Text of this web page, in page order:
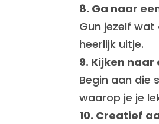
8. Ga naar
Gun jezelf wat
heerlijk uitje.
9. Kijken
Begin aan die
waarop je je
10. Creatief